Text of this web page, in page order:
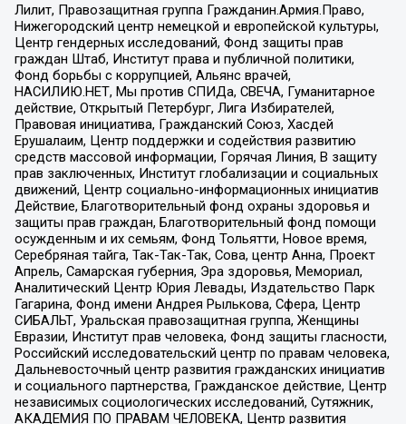
Лилит, Правозащитная группа Гражданин.Армия.Право,
Нижегородский центр немецкой и европейской культуры,
Центр гендерных исследований, Фонд защиты прав
граждан Штаб, Институт права и публичной политики,
Фонд борьбы с коррупцией, Альянс врачей,
НАСИЛИЮ.НЕТ, Мы против СПИДа, СВЕЧА, Гуманитарное
действие, Открытый Петербург, Лига Избирателей,
Правовая инициатива, Гражданский Союз, Хасдей
Ерушалаим, Центр поддержки и содействия развитию
средств массовой информации, Горячая Линия, В защиту
прав заключенных, Институт глобализации и социальных
движений, Центр социально-информационных инициатив
Действие, Благотворительный фонд охраны здоровья и
защиты прав граждан, Благотворительный фонд помощи
осужденным и их семьям, Фонд Тольятти, Новое время,
Серебряная тайга, Так-Так-Так, Сова, центр Анна, Проект
Апрель, Самарская губерния, Эра здоровья, Мемориал,
Аналитический Центр Юрия Левады, Издательство Парк
Гагарина, Фонд имени Андрея Рылькова, Сфера, Центр
СИБАЛЬТ, Уральская правозащитная группа, Женщины
Евразии, Институт прав человека, Фонд защиты гласности,
Российский исследовательский центр по правам человека,
Дальневосточный центр развития гражданских инициатив
и социального партнерства, Гражданское действие, Центр
независимых социологических исследований, Сутяжник,
АКАДЕМИЯ ПО ПРАВАМ ЧЕЛОВЕКА, Центр развития